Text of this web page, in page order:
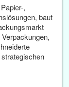
,
baut